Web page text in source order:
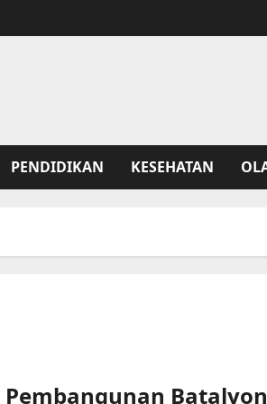
PENDIDIKAN KESEHATAN
Pembangunan Batalyon